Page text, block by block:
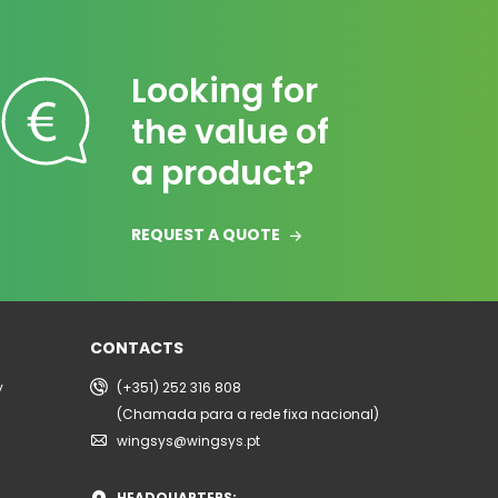
Looking for
the value of
a product?
REQUEST A QUOTE
CONTACTS
(+351) 252 316 808
(Chamada para a rede fixa nacional)
wingsys@wingsys.pt